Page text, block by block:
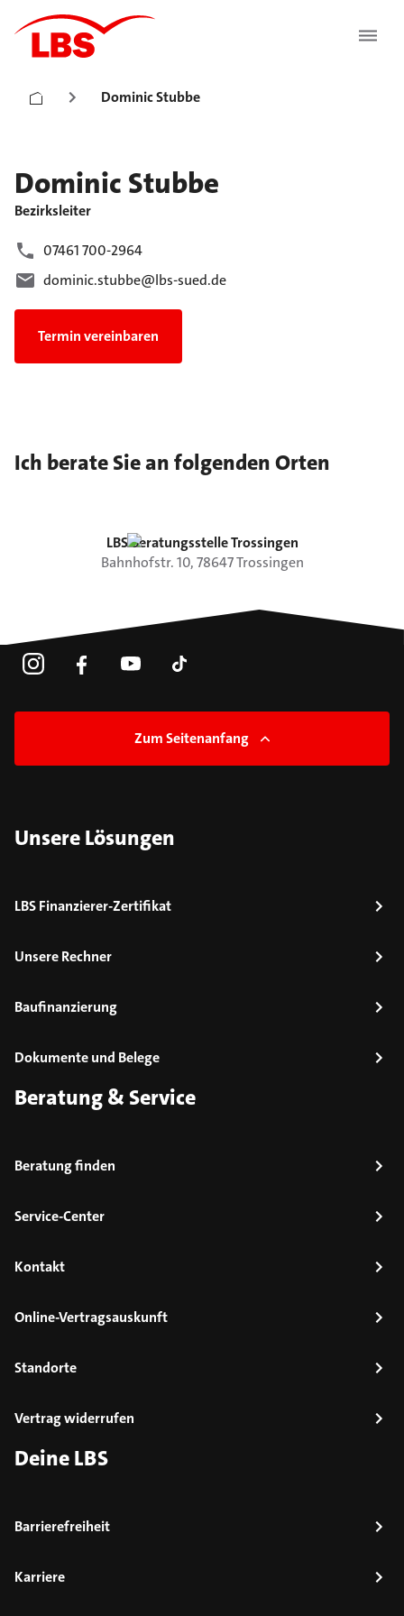
Dominic Stubbe
Dominic Stubbe
Bezirksleiter
07461 700-2964
dominic.stubbe@lbs-sued.de
Termin vereinbaren
Ich berate Sie an folgenden Orten
LBS Beratungsstelle Trossingen
Bahnhofstr.10,78647Trossingen
Zum Seitenanfang
Unsere Lösungen
LBS Finanzierer-Zertifikat
Unsere Rechner
Baufinanzierung
Dokumente und Belege
Beratung & Service
Beratung finden
Service-Center
Kontakt
Online-Vertragsauskunft
Standorte
Vertrag widerrufen
Deine LBS
Barrierefreiheit
Karriere